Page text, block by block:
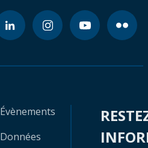
Évènements
Données